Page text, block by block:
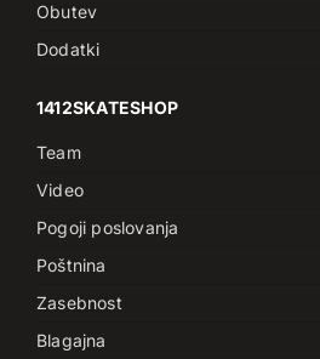
Obutev
Dodatki
1412SKATESHOP
Team
Video
Pogoji poslovanja
Poštnina
Zasebnost
Blagajna